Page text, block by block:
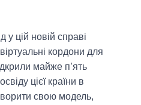
у цій новій справі
кордони для
майже п’ять
цієї країни в
свою модель,